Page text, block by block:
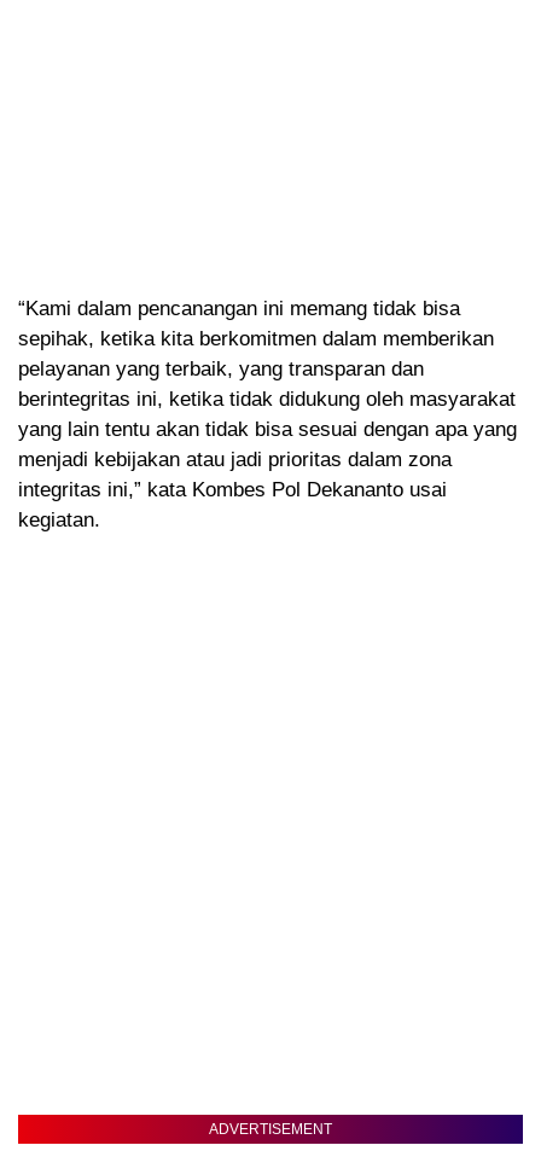
“Kami dalam pencanangan ini memang tidak bisa
sepihak, ketika kita berkomitmen dalam memberikan
pelayanan yang terbaik, yang transparan dan
berintegritas ini, ketika tidak didukung oleh masyarakat
yang lain tentu akan tidak bisa sesuai dengan apa yang
menjadi kebijakan atau jadi prioritas dalam zona
integritas ini,” kata Kombes Pol Dekananto usai
kegiatan.
ADVERTISEMENT